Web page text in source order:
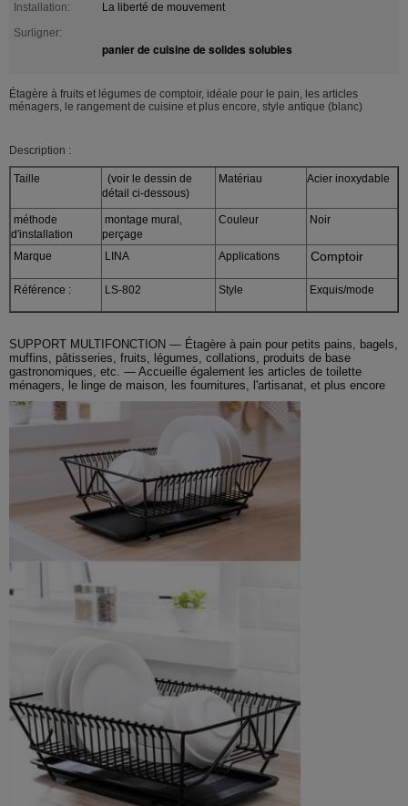
Installation:
La liberté de mouvement
Surligner:
panier de cuisine de solides solubles
Étagère à fruits et légumes de comptoir, idéale pour le pain, les articles
ménagers, le rangement de cuisine et plus encore, style antique (blanc)
Description :
Taille
(voir le dessin de
détail ci-dessous)
Matériau Acier inoxydable
méthode
d'installation
montage mural,
perçage
Couleur Noir
Marque LINA Applications Comptoir
Référence : LS-802 Style Exquis/mode
SUPPORT MULTIFONCTION — Étagère à pain pour petits pains, bagels,
muffins, pâtisseries, fruits, légumes, collations, produits de base
gastronomiques, etc. — Accueille également les articles de toilette
ménagers, le linge de maison, les fournitures, l'artisanat, et plus encore